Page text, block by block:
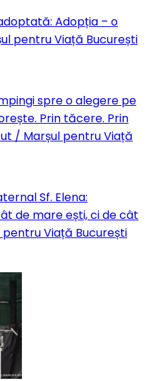
Adopția – o
pentru Viață București
spre o alegere pe
Prin tăcere. Prin
/ Marșul pentru Viață
Sf. Elena:
de mare ești, ci de cât
Viață București